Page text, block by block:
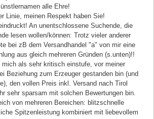
alle Ehre!
Linie, meinen Respekt haben Sie!
An unentschlossene Suchende, die
lesen wollen/können: Trotz vieler anderer
bei zB dem Versandhandel "a" von mir eine
aus gleich mehreren Gründen (s.unten)!!
mich als sehr kritisch einstufe, vor meiner
Beziehung zum Erzeuger gestanden bin (und
den vollen Preis inkl. Versand nach Tirol
sehr sparsam mit solchen Bewertungen bin.
von mehreren Bereichen: blitzschnelle
Spitzenleistung kombiniert mit liebevollem